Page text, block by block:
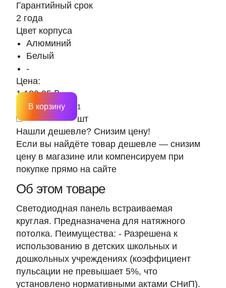
Гарантийный срок
2 года
Цвет корпуса
Алюминий
Белый
-
Цена:
1 120.95 ₽
шт
В корзину
Нашли дешевле? Снизим цену!
Если вы найдёте товар дешевле — снизим
цену в магазине или компенсируем при
покупке прямо на сайте
Об этом товаре
Светодиодная панель встраиваемая
круглая. Предназначена для натяжного
потолка. Пеимущества: - Разрешена к
использованию в детских школьных и
дошкольных учреждениях (коэффициент
пульсации не превышает 5%, что
установлено нормативными актами СНиП).